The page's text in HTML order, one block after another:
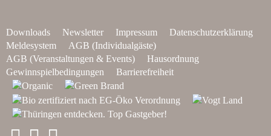
Downloads Newsletter Impressum
Datenschutzerklärung
Meldesystem
AGB (Individualgäste)
AGB (Veranstaltungen & Events)
Hausordnung
Gewinnspielbedingungen
Barrierefreiheit